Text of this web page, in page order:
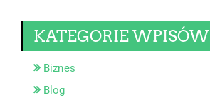
KATEGORIE WPISÓW
Biznes
Blog